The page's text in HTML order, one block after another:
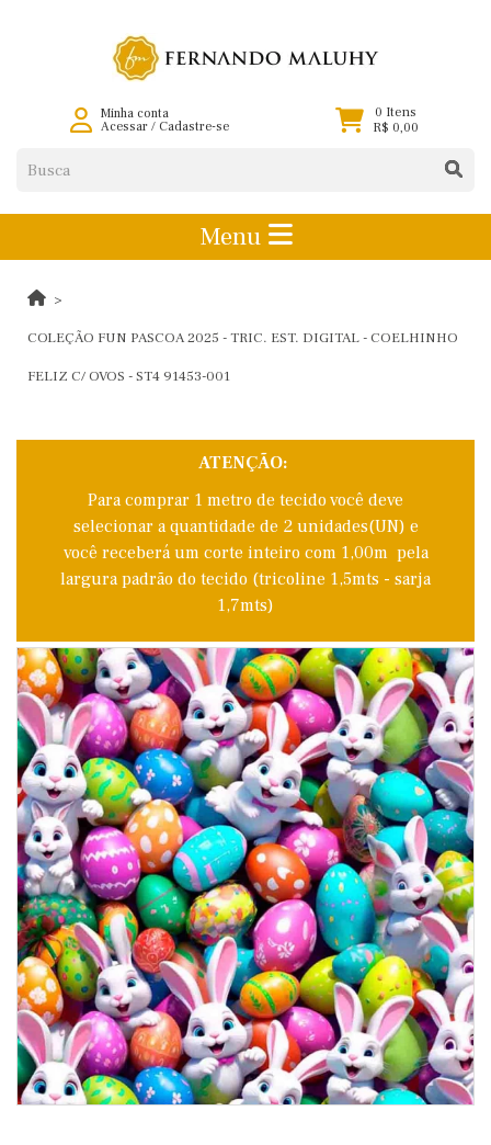
Minha conta
Acessar/ Cadastre-se
0 Itens
R$ 0,00
Menu
COLEÇÃO FUN PASCOA 2025 - TRIC. EST. DIGITAL - COELHINHO
FELIZ C/ OVOS - ST4 91453-001
ATENÇÃO:
Para comprar 1 metro de tecido você deve
selecionar a quantidade de 2 unidades(UN) e
você receberá um corte inteiro com 1,00m pela
largura padrão do tecido (tricoline 1,5mts - sarja
1,7mts)